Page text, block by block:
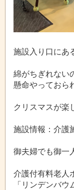
施設入り口にあ
綿がちぎれない
懸命やっておら
クリスマスが楽
施設情報：介護
御夫婦でも御一
介護付有料老人
「リンデンバウ